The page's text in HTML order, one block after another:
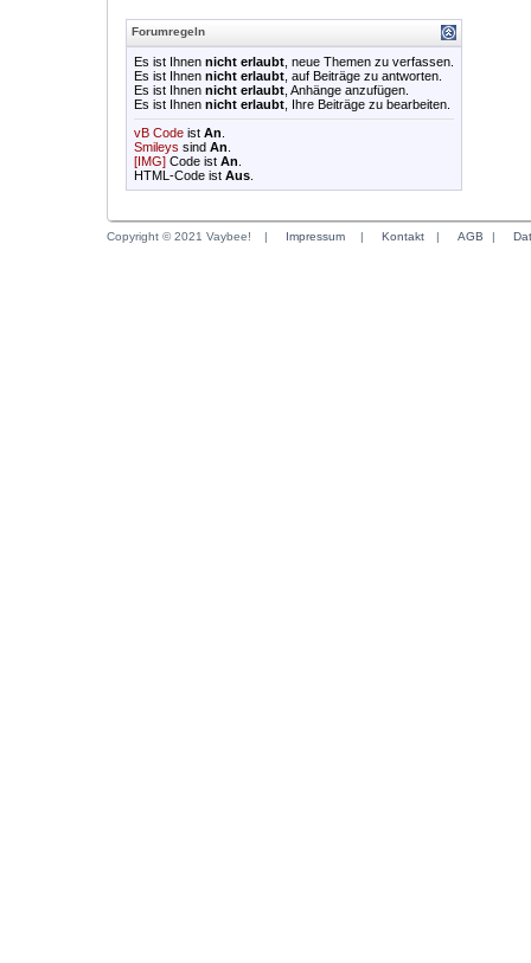
Forumregeln
Es ist Ihnen nicht erlaubt , neue Themen zu verfassen.
Es ist Ihnen nicht erlaubt , auf Beiträge zu antworten.
Es ist Ihnen nicht erlaubt , Anhänge anzufügen.
Es ist Ihnen nicht erlaubt , Ihre Beiträge zu bearbeiten.
vB Code ist An
Smileys sind An
[IMG] Code ist An
HTML-Code ist Aus
Copyright © 2021 Vaybee! | Impressum | Kontakt | AGB |